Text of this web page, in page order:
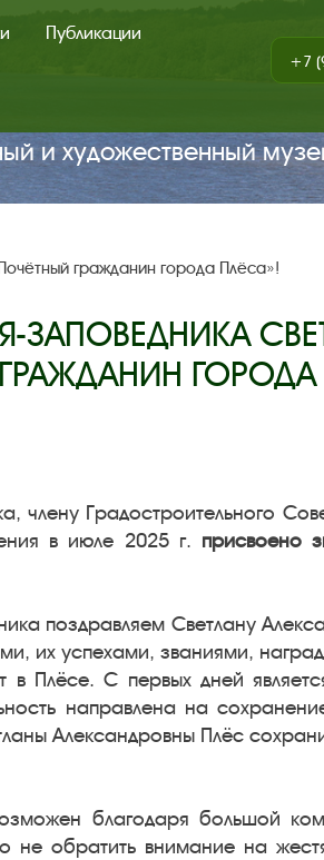
Публикации
+7
+7
и художественный
гражданин города Плёса»!
ЗАПОВЕДНИКА
ГОРОДА
члену Градостроительного
в июле 2025 г. присвоено
поздравляем Светлану
их успехами, званиями,
Плёсе. С первых дней
направлена на
Александровны Плёс
благодаря большой
не обратить внимание на